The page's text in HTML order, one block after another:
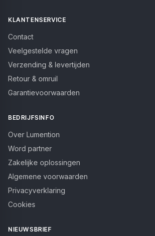
KLANTENSERVICE
Contact
Veelgestelde vragen
Verzending & levertijden
Retour & omruil
Garantievoorwaarden
BEDRIJFSINFO
Over Lumention
Word partner
Zakelijke oplossingen
Algemene voorwaarden
Privacyverklaring
Cookies
NIEUWSBRIEF